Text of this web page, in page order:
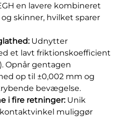
en lavere kombineret
skinner, hvilket sparer
Udnytter
et lavt friktionskoefficient
Opnår gentagen
op til ±0,002 mm og
bevægelse.
i fire retninger: Unik
muliggør